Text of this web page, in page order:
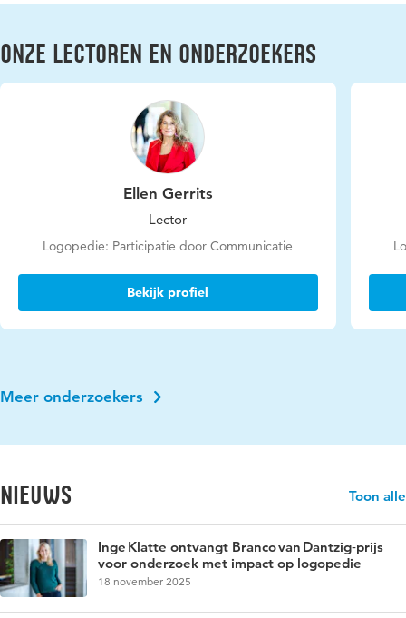
Onze lectoren en onderzoekers
Ellen Gerrits
Lector
Logopedie: Participatie door Communicatie
Bekijk profiel
Meer onderzoekers
Nieuws Toon alle
Inge Klatte ontvangt Branco van Dantzig‑prijs
voor onderzoek met impact op logopedie
18 november 2025